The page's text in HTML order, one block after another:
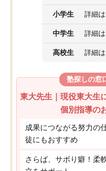
小学生 詳細
中学生 詳細
高校生 詳細
塾探しの窓
東大先生｜現役東大生
個別指導の
成果につながる努力の
徒にもおすすめ
さらば、サボり癖！柔